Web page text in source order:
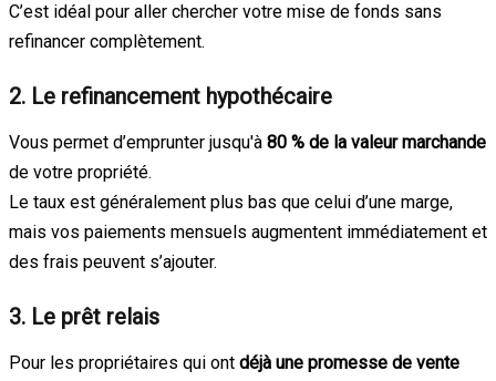
C’est idéal pour aller chercher votre mise de fonds sans
refinancer complètement.
2. Le refinancement hypothécaire
Vous permet d’emprunter jusqu'à 80 % de la valeur marchande
de votre propriété.
Le taux est généralement plus bas que celui d’une marge,
mais vos paiements mensuels augmentent immédiatement et
des frais peuvent s’ajouter.
3. Le prêt relais
Pour les propriétaires qui ont déjà une promesse de vente